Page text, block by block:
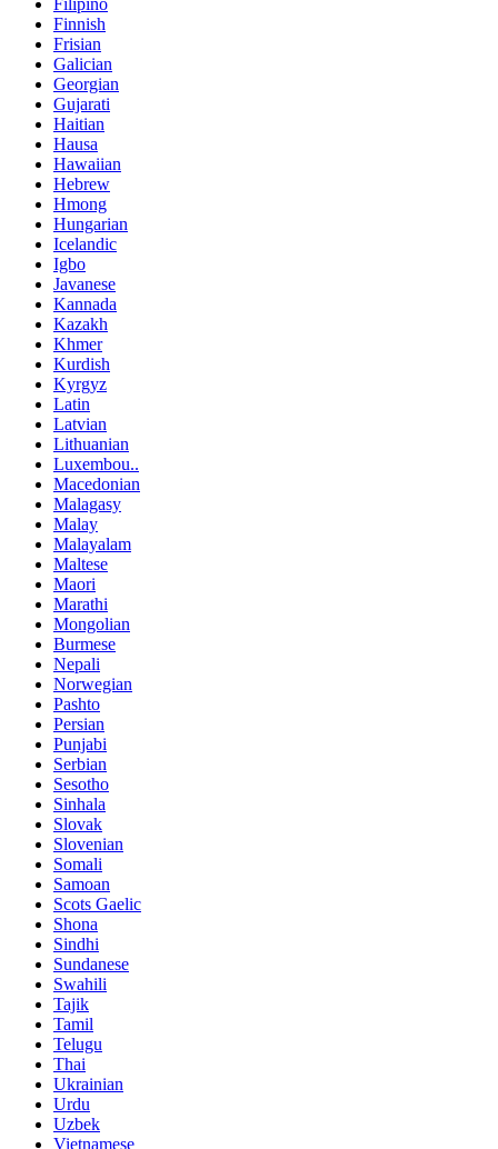
Filipino
Finnish
Frisian
Galician
Georgian
Gujarati
Haitian
Hausa
Hawaiian
Hebrew
Hmong
Hungarian
Icelandic
Igbo
Javanese
Kannada
Kazakh
Khmer
Kurdish
Kyrgyz
Latin
Latvian
Lithuanian
Luxembou..
Macedonian
Malagasy
Malay
Malayalam
Maltese
Maori
Marathi
Mongolian
Burmese
Nepali
Norwegian
Pashto
Persian
Punjabi
Serbian
Sesotho
Sinhala
Slovak
Slovenian
Somali
Samoan
Scots Gaelic
Shona
Sindhi
Sundanese
Swahili
Tajik
Tamil
Telugu
Thai
Ukrainian
Urdu
Uzbek
Vietnamese